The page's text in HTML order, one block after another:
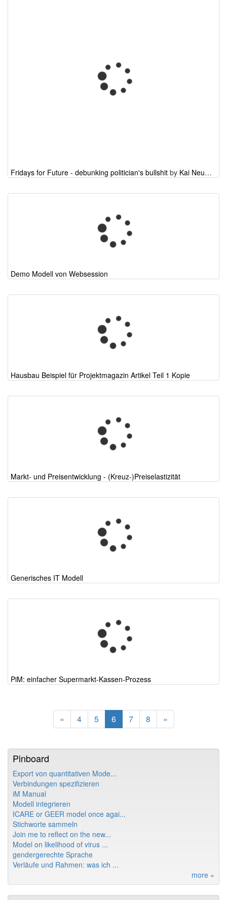
Fridays for Future - debunking politician's bullshit by Kai Neumann
Demo Modell von Websession
Hausbau Beispiel für Projektmagazin Artikel Teil 1 Kopie
Markt- und Preisentwicklung - (Kreuz-)Preiselastizität
Generisches IT Modell
PiM: einfacher Supermarkt-Kassen-Prozess
« 4 5 6 7 8 »
Pinboard
Export von quantitativen Mode...
Verbindungen spezifizieren
iM Manual
Modell integrieren
ICARE or GEER model once agai...
Stichworte sammeln
Join me to reflect on the new...
Model on likelihood of virus ...
gendergerechte Sprache
Verläufe und Rahmen: was ich ...
more »